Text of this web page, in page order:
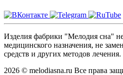
Изделия фабрики "Мелодия сна"
медицинского назначения, не
средств и других методов лечения.
2026 © melodiasna.ru Все права